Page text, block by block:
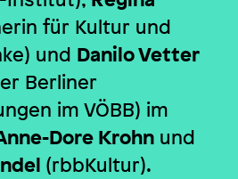
für Kultur und
und Danilo Vetter
Berliner
im VÖBB) im
Dore Krohn und
(rbbKultur).